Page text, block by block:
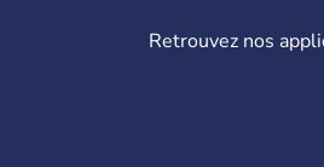
Retrouvez nos